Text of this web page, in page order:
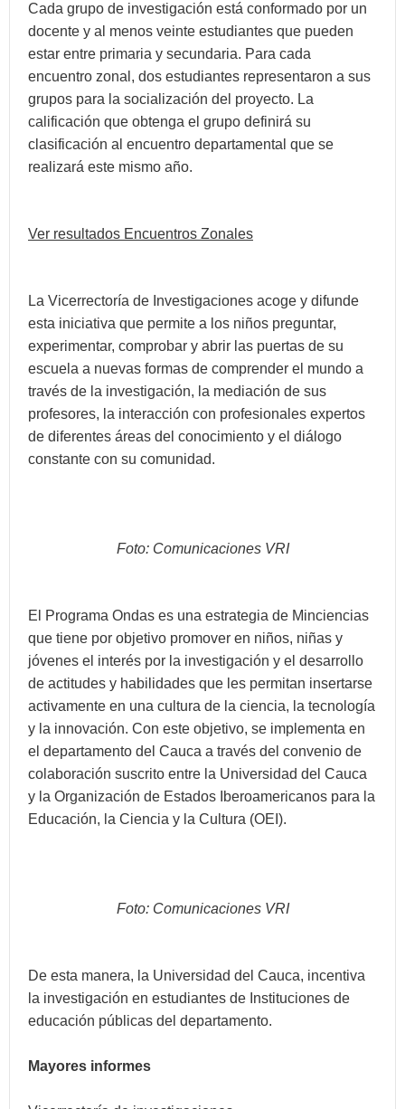
Cada grupo de investigación está conformado por un
docente y al menos veinte estudiantes que pueden
estar entre primaria y secundaria. Para cada
encuentro zonal, dos estudiantes representaron a sus
grupos para la socialización del proyecto. La
calificación que obtenga el grupo definirá su
clasificación al encuentro departamental que se
realizará este mismo año.
Ver resultados Encuentros Zonales
La Vicerrectoría de Investigaciones acoge y difunde
esta iniciativa que permite a los niños preguntar,
experimentar, comprobar y abrir las puertas de su
escuela a nuevas formas de comprender el mundo a
través de la investigación, la mediación de sus
profesores, la interacción con profesionales expertos
de diferentes áreas del conocimiento y el diálogo
constante con su comunidad.
Foto: Comunicaciones VRI
El Programa Ondas es una estrategia de Minciencias
que tiene por objetivo promover en niños, niñas y
jóvenes el interés por la investigación y el desarrollo
de actitudes y habilidades que les permitan insertarse
activamente en una cultura de la ciencia, la tecnología
y la innovación. Con este objetivo, se implementa en
el departamento del Cauca a través del convenio de
colaboración suscrito entre la Universidad del Cauca
y la Organización de Estados Iberoamericanos para la
Educación, la Ciencia y la Cultura (OEI).
Foto: Comunicaciones VRI
De esta manera, la Universidad del Cauca, incentiva
la investigación en estudiantes de Instituciones de
educación públicas del departamento.
Mayores informes